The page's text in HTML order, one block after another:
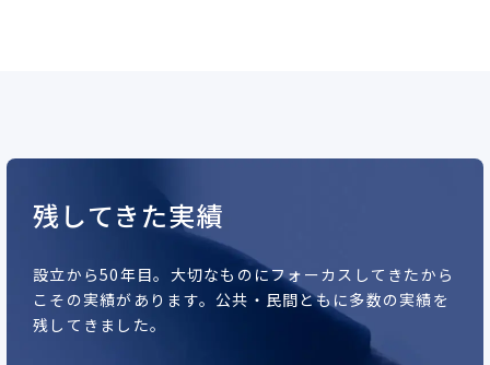
残してきた実績
設立から50年目。 大切なものにフォーカスしてきたから
こその実績があります。 公共・民間ともに多数の実績を
残してきました。